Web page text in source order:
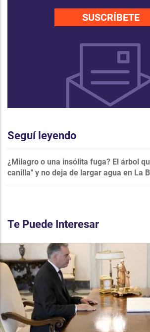
SUSCRÍBETE
Seguí leyendo
¿Milagro o una insólita fuga? El árbol
canilla" y no deja de largar agua en La
Te Puede Interesar